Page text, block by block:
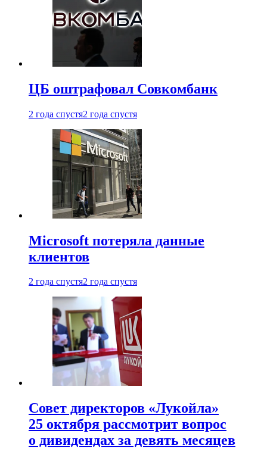
ЦБ оштрафовал Совкомбанк
2 года спустя2 года спустя
Microsoft потеряла данные
клиентов
2 года спустя2 года спустя
Совет директоров «Лукойла»
25 октября рассмотрит вопрос
о дивидендах за девять месяцев